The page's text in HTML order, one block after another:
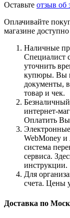
Оставьте отзыв об
Оплачивайте
магазине
Наличные
Специалист
уточнить
купюры. Вы
документы,
товар и чек.
интернет-
Оплатить Вы
WebMoney
система
сервиса.
инструкции.
Для
счета. Цены
Доставка по